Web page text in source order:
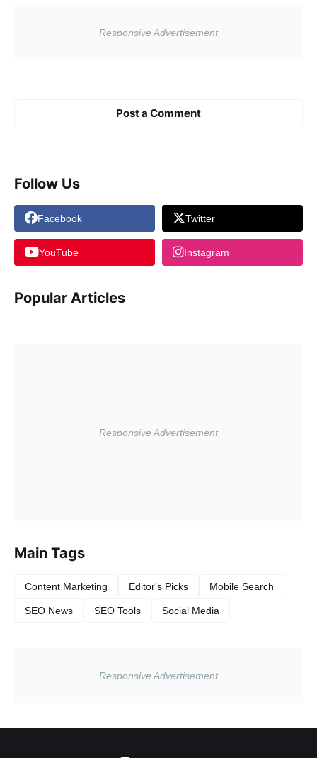
Post a Comment
Follow Us
Facebook Twitter
YouTube Instagram
Popular Articles
Main Tags
Content Marketing Editor's Picks Mobile Search
SEO News SEO Tools Social Media